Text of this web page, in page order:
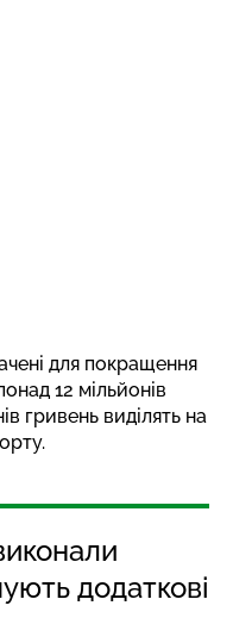
для покращення
12 мільйонів
гривень виділять на
додаткові